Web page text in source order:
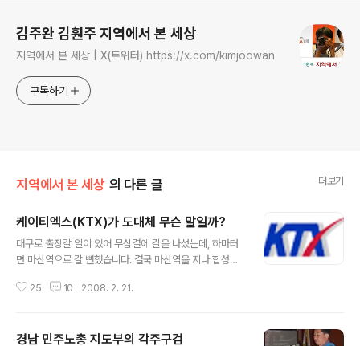
김주완 김훤주 지역에서 본 세상
지역에서 본 세상 | X(트위터) https://x.com/kimjoowan
구독하기
지역에서 본 세상 의 다른 글 더보기
케이티엑스(KTX)가 도대체 무슨 말일까?
대구로 출장갈 일이 있어 무심결에 길을 나섰는데, 하마터
면 마산역으로 갈 뻔했습니다. 결국 마산역을 지나 합성동
멀리 갈 요량이면 케이티엑스를 타야 한다는 관념이 머리
지 않았습니다. 그러다가 오늘 봤더니 코리아, 트레인, 익스
25 10 2008. 2. 21.
경남 민주노총 지도부의 각주구검